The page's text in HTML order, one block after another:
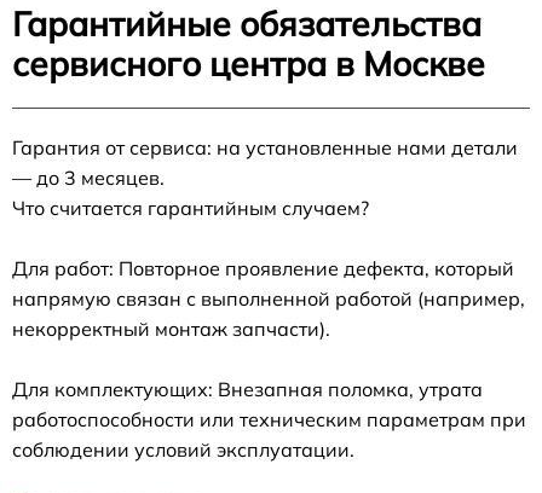
Гарантийные обязательства
сервисного центра в Москве
Гарантия от сервиса: на установленные нами детали
— до 3 месяцев.
Что считается гарантийным случаем?
Для работ: Повторное проявление дефекта, который
напрямую связан с выполненной работой (например,
некорректный монтаж запчасти).
Для комплектующих: Внезапная поломка, утрата
работоспособности или техническим параметрам при
соблюдении условий эксплуатации.